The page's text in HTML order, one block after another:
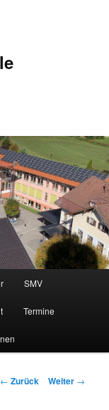
SMV
Termine
Beitrags-
← Zurück Weiter →